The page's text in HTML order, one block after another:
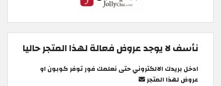
نأسف لا يوجد عروض فعالة لهذا المتجر حاليا
ادخل بريدك الالكتروني حتى نعلمك فور توفر كوبون او
عروض لهذا المتجر